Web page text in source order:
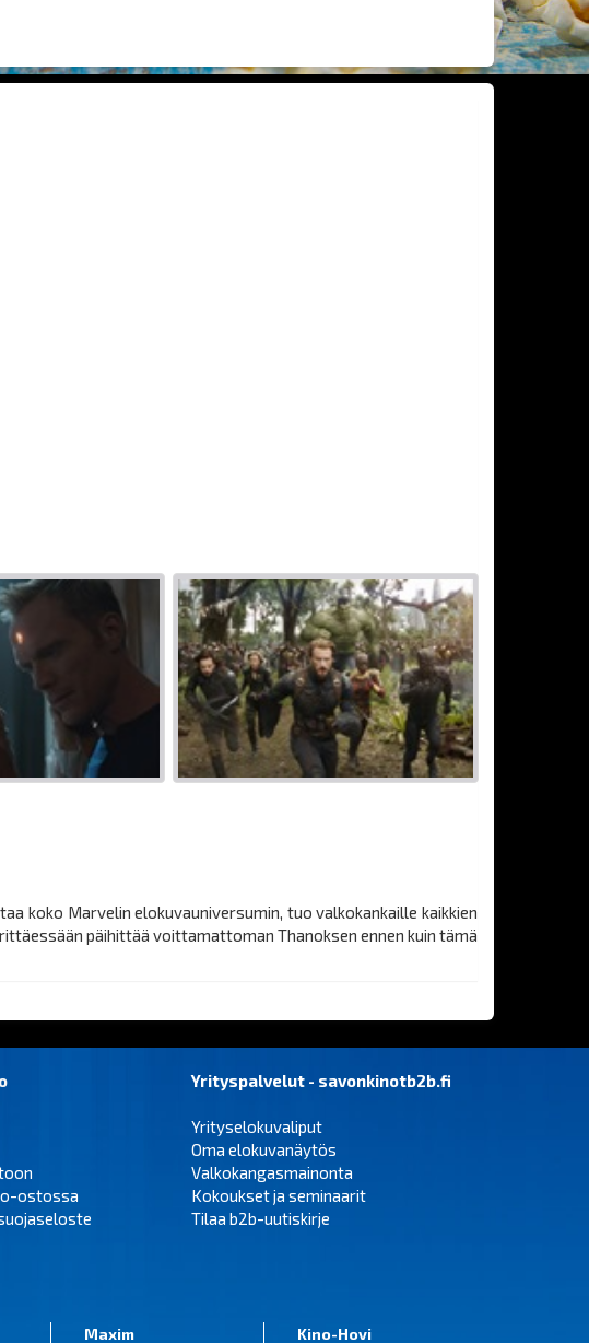
koko Marvelin elokuvauniversumin, tuo valkokankaille kaikkien
päihittää voittamattoman Thanoksen ennen kuin tämä
ostossa
Yrityspalvelut - savonkinotb2b.fi
Yrityselokuvaliput
Oma elokuvanäytös
Valkokangasmainonta
Kokoukset ja seminaarit
Tilaa b2b-uutiskirje
Maxim Kino-Hovi